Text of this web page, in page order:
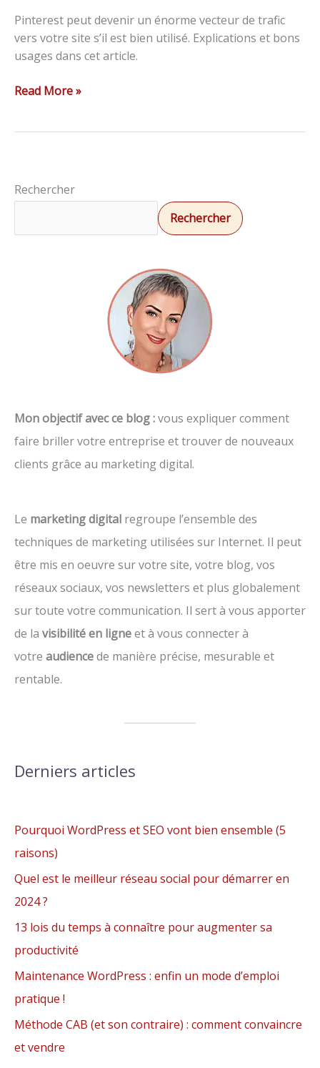
Pinterest peut devenir un énorme vecteur de trafic
vers votre site s’il est bien utilisé. Explications et bons
usages dans cet article.
Read More »
Rechercher
Rechercher
Mon objectif avec ce blog :vous expliquer comment
faire briller votre entreprise et trouver de nouveaux
clients grâce au marketing digital.
Le marketing digital regroupe l’ensemble des
techniques de marketing utilisées sur Internet. Il peut
être mis en oeuvre sur votre site, votre blog, vos
réseaux sociaux, vos newsletters et plus globalement
sur toute votre communication. Il sert à vous apporter
de la visibilité en ligneet à vous connecter à
votre audiencede manière précise, mesurable et
rentable.
Derniers articles
Pourquoi WordPress et SEO vont bien ensemble (5
raisons)
Quel est le meilleur réseau social pour démarrer en
2024 ?
13 lois du temps à connaître pour augmenter sa
productivité
Maintenance WordPress : enfin un mode d’emploi
pratique !
Méthode CAB (et son contraire) : comment convaincre
et vendre